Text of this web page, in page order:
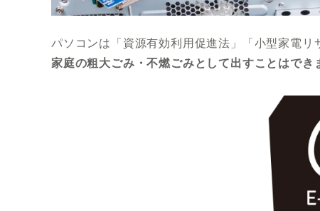
パソコンは「資源有効利用促進法」「小型家電リ
家庭の粗大ごみ・不燃ごみとして出すことはでき